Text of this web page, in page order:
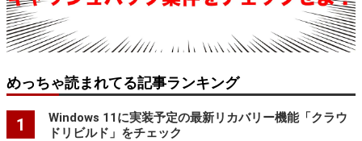
めっちゃ読まれてる記事ランキング
1
Windows 11に実装予定の最新リカバリー機能「クラウ
ドリビルド」をチェック